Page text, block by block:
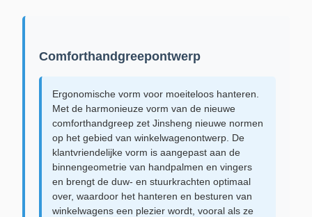
Comforthandgreepontwerp
Ergonomische vorm voor moeiteloos hanteren.
Met de harmonieuze vorm van de nieuwe
comforthandgreep zet Jinsheng nieuwe normen
op het gebied van winkelwagenontwerp. De
klantvriendelijke vorm is aangepast aan de
binnengeometrie van handpalmen en vingers
en brengt de duw- en stuurkrachten optimaal
over, waardoor het hanteren en besturen van
winkelwagens een plezier wordt, vooral als ze